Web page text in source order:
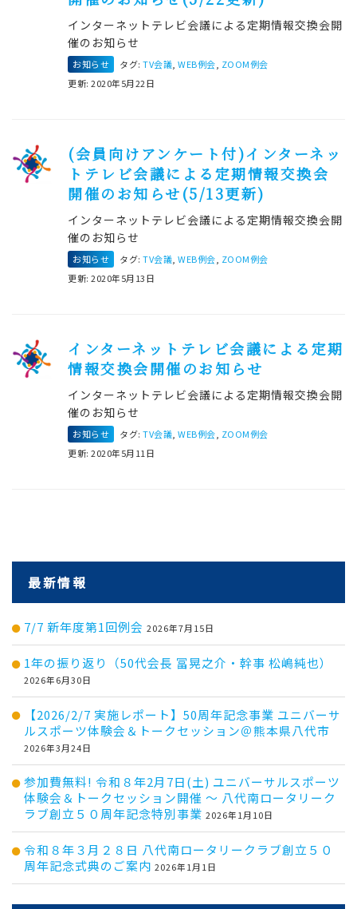
インターネットテレビ会議による定期情報交換会開
催のお知らせ
お知らせ タグ: TV会議 WEB例会 ZOOM例会
更新: 2020年5月22日
(会員向けアンケート付)インターネッ
トテレビ会議による定期情報交換会
開催のお知らせ(5/13更新)
インターネットテレビ会議による定期情報交換会開
催のお知らせ
お知らせ タグ: TV会議 WEB例会 ZOOM例会
更新: 2020年5月13日
インターネットテレビ会議による定期
情報交換会開催のお知らせ
インターネットテレビ会議による定期情報交換会開
催のお知らせ
お知らせ タグ: TV会議 WEB例会 ZOOM例会
更新: 2020年5月11日
最新情報
7/7 新年度第1回例会 2026年7月15日
1年の振り返り（50代会長 冨晃之介・幹事 松嶋純也）
2026年6月30日
【2026/2/7 実施レポート】50周年記念事業 ユニバーサ
ルスポーツ体験会＆トークセッション＠熊本県八代市
2026年3月24日
参加費無料! 令和８年2月7日(土) ユニバーサルスポーツ
体験会＆トークセッション開催 ～ 八代南ロータリーク
ラブ創立５０周年記念特別事業 2026年1月10日
令和８年３月２８日 八代南ロータリークラブ創立５０
周年記念式典のご案内 2026年1月1日